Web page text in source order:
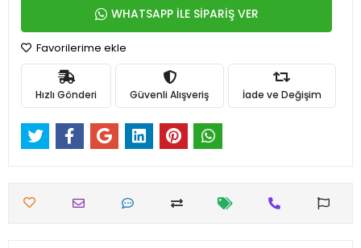
WHATSAPP İLE SİPARİŞ VER
Favorilerime ekle
Hızlı Gönderi Güvenli Alışveriş İade ve Değişim